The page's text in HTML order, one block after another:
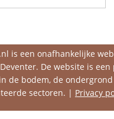
is een onafhankelijke
De website is
de bodem, de
sectoren. | Privacy